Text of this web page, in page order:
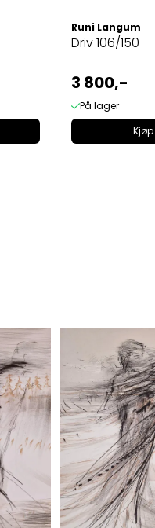
Runi Langum
Driv 106/150
3 800,-
På lager
Kjøp